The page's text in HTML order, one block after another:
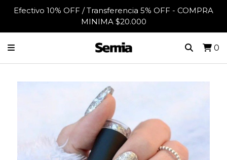
Efectivo 10% OFF / Transferencia 5% OFF - COMPRA
MINIMA $20.000
0